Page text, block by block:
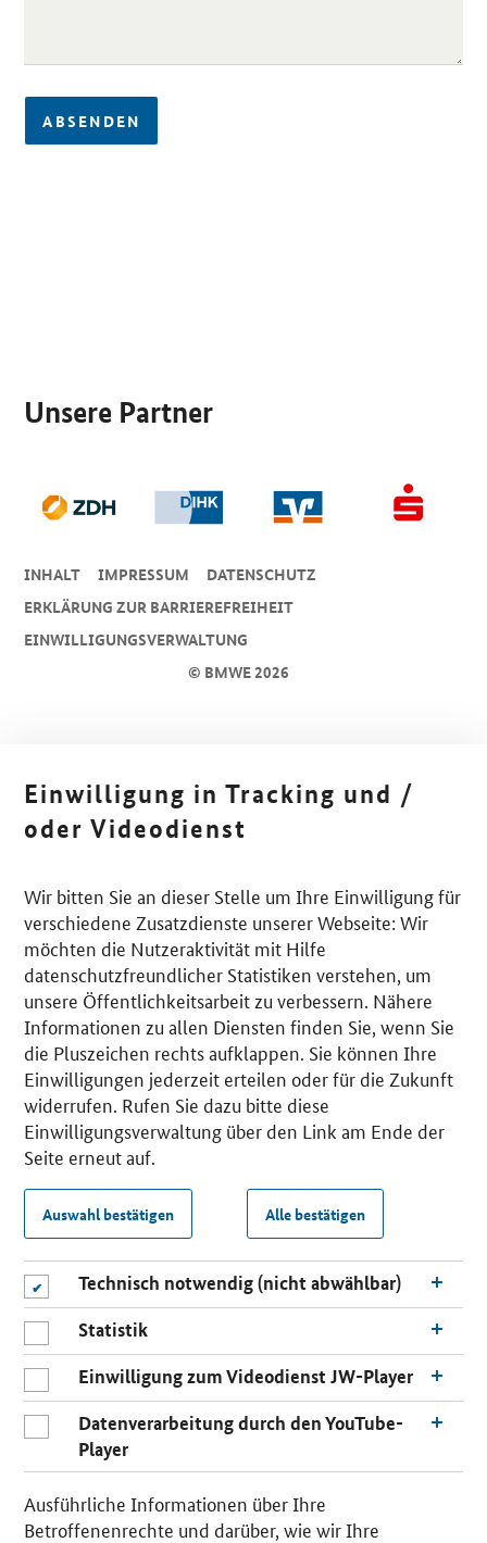
ABSENDEN
Unsere Partner
© BMWE 2026
INHALT IMPRESSUM
DA­TEN­SCHUTZ
ERKLÄRUNG ZUR BARRIEREFREIHEIT
EINWILLIGUNGSVERWALTUNG
Einwilligung in Tracking und /
oder Videodienst
Wir bitten Sie an dieser Stelle um Ihre Einwilligung für
verschiedene Zusatzdienste unserer Webseite: Wir
möchten die Nutzeraktivität mit Hilfe
datenschutzfreundlicher Statistiken verstehen, um
unsere Öffentlichkeitsarbeit zu verbessern. Nähere
Informationen zu allen Diensten finden Sie, wenn Sie
die Pluszeichen rechts aufklappen. Sie können Ihre
Einwilligungen jederzeit erteilen oder für die Zukunft
widerrufen. Rufen Sie dazu bitte diese
Einwilligungsverwaltung über den Link am Ende der
Seite erneut auf.
Auswahl bestätigen Alle bestätigen
Technisch notwendig (nicht abwählbar)
Statistik
Einwilligung zum Videodienst JW-Player
Datenverarbeitung durch den YouTube-
Player
Ausführliche Informationen über Ihre
Betroffenenrechte und darüber, wie wir Ihre